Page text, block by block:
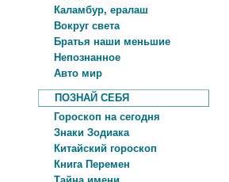
Каламбур, ералаш
Вокруг света
Братья наши меньшие
Непознанное
Авто мир
ПОЗНАЙ СЕБЯ
Гороскоп на сегодня
Знаки Зодиака
Китайский гороскоп
Книга Перемен